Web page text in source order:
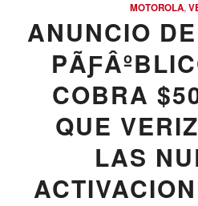
MOTOROLA,
ANUNCIO
COBRA
QUE
LAS